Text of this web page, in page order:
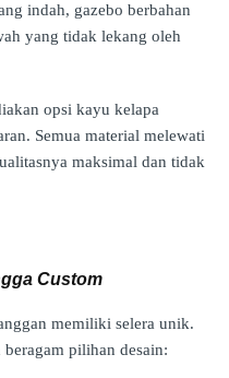
indah, gazebo berbahan
yang tidak lekang oleh
opsi kayu kelapa
Semua material melewati
maksimal dan tidak
Custom
memiliki selera unik.
pilihan desain: